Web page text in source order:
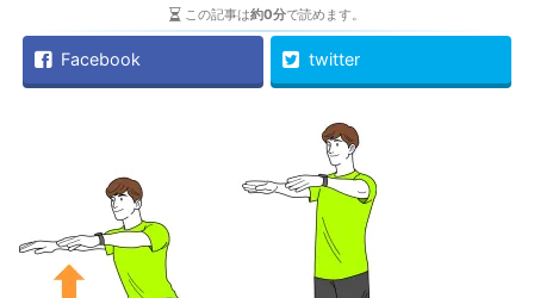
この記事は約0分で読めます。
Facebook twitter